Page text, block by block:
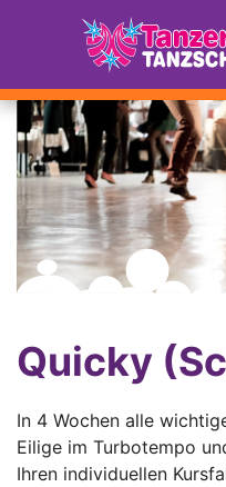
Quicky
In 4 Wochen alle
Eilige im Turbotempo
Ihren individuellen